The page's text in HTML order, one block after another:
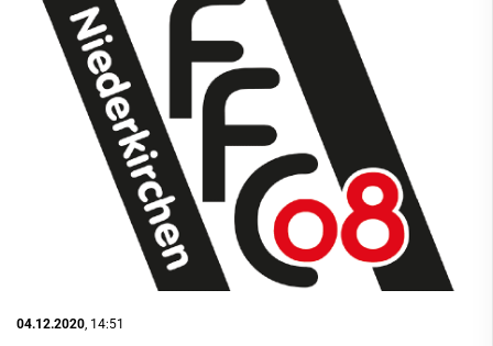
04.12.2020 , 14:51